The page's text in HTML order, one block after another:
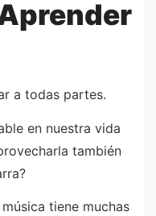
a todas partes.
en nuestra vida
también
tiene muchas